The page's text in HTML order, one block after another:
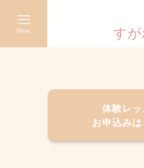
す
Menu
体験レッ
お申込みは